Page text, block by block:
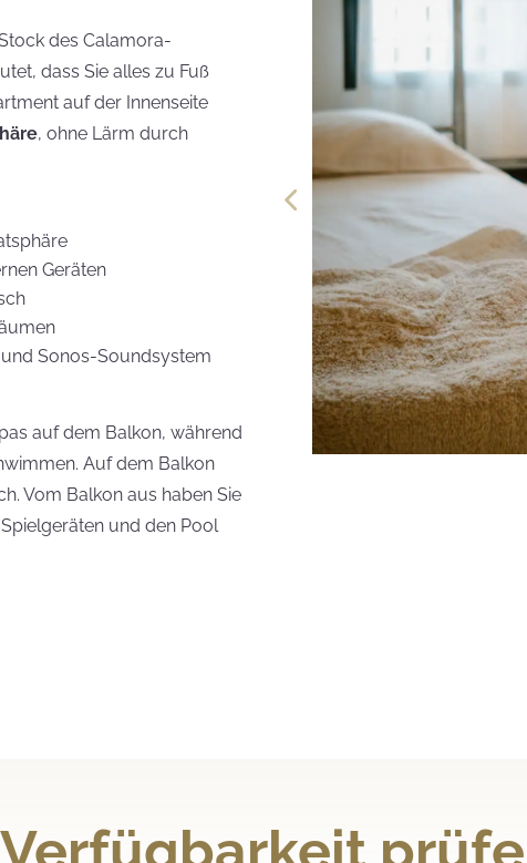
des Calamora-
dass Sie alles zu Fuß
auf der Innenseite
, ohne Lärm durch
Geräten
Sonos-Soundsystem
auf dem Balkon, während
Auf dem Balkon
Vom Balkon aus haben Sie
und den Pool